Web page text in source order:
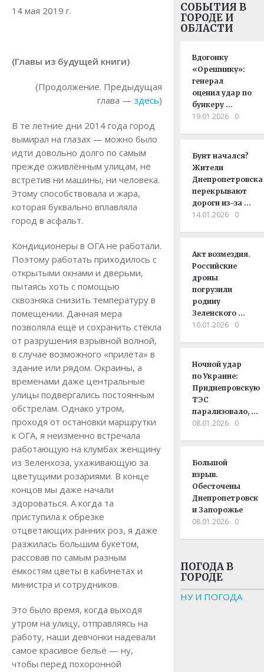
14 мая 2019 г.
(Главы из будущей книги)
(Продолжение. Предыдущая
глава — здесь)
В те летние дни 2014 года город
вымирал на глазах — можно было
идти довольно долго по самым
прежде оживлённым улицам, не
встретив ни машины, ни человека.
Этому способствовала и жара,
которая буквально вплавляла
город в асфальт.
Кондиционеры в ОГА не работали.
Поэтому работать приходилось с
открытыми окнами и дверьми,
пытаясь хоть с помощью
сквозняка снизить температуру в
помещении. Данная мера
позволяла ещё и сохранить стёкла
от разрушения взрывной волной,
в случае возможного «прилёта» в
здание или рядом. Окраины, а
временами даже центральные
улицы подвергались постоянным
обстрелам. Однако утром,
проходя от остановки маршрутки
к ОГА, я неизменно встречала
работающую на клумбах женщину
из Зеленхоза, ухаживающую за
цветущими розариями. В конце
концов мы даже начали
здороваться. А когда та
приступила к обрезке
отцветающих ранних роз, я даже
разжилась большим букетом,
рассовав по самым разным
ёмкостям цветы в кабинетах и
министра и сотрудников.
Это было время, когда выходя
утром на улицу, отправляясь на
работу, наши девчонки надевали
самое красивое бельё — ну,
чтобы перед похоронной
СОБЫТИЯ В
ГОРОДЕ И
ОБЛАСТИ
Вдогонку
«Орешнику»:
генерал
оценил удар по
бункеру …
19.01.2026 0
Бунт начался?
Жители
Днепропетровска
перекрывают
дороги из-за …
14.01.2026 0
Акт возмездия.
Российские
дроны
погрузили
родину
Зеленского …
10.01.2026 0
Ночной удар
по Украине:
Приднепровскую
ТЭС
парализовало, …
08.01.2026 0
Большой
взрыв.
Обесточены
Днепропетровск
и Запорожье
08.01.2026 0
ПОГОДА В
ГОРОДЕ
НУ И ПОГОДА